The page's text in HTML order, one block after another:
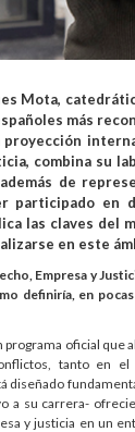
Mota,
más
proyección
combina su
de
participado en
las claves del
en este
Empresa y
definiría, en
programa oficial que
tanto en el
diseñado
a su carrera-
y justicia en un